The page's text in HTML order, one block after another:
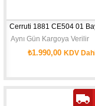
Aynı Gün Kargoya Verilir
₺1.990,00 KDV